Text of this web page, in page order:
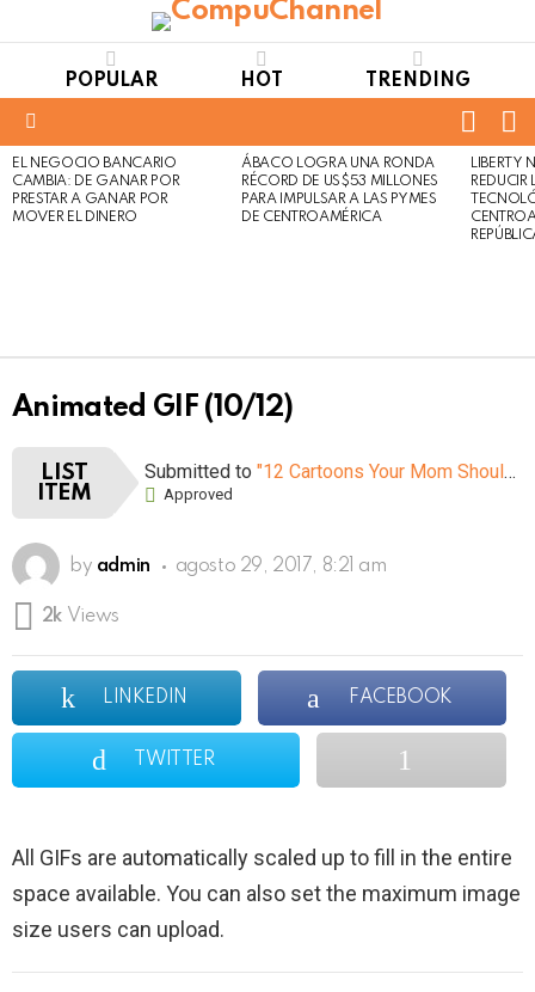
POPULAR HOT TRENDING
LATEST
STORIES
EL NEGOCIO BANCARIO
CAMBIA: DE GANAR POR
PRESTAR A GANAR POR
MOVER EL DINERO
Not
Safe
For
Click
to
view
ÁBACO LOGRA UNA RONDA
RÉCORD DE US$53 MILLONES
PARA IMPULSAR A LAS PYMES
DE CENTROAMÉRICA
LIBERTY
REDUCIR
Animated GIF (10/12)
LIST
ITEM
Submitted to"12 Cartoons Your Mom Shouldn’t Let You Watch When You Were Young"
Approved
by admin agosto 29, 2017, 8:21 am
2k Views
LINKEDIN FACEBOOK
TWITTER
All GIFs are automatically scaled up to fill in the entire
space available. You can also set the maximum image
size users can upload.